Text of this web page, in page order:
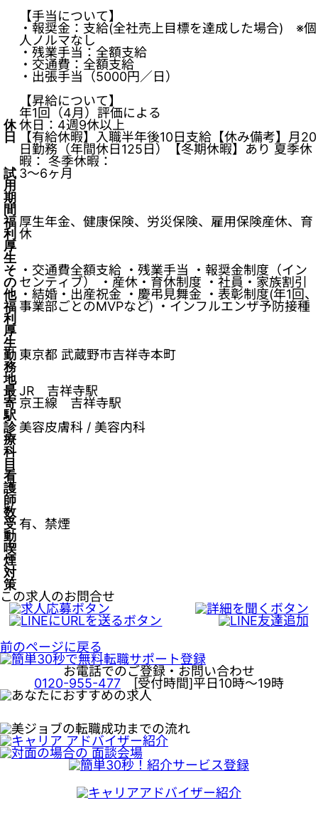
【手当について】
・報奨金：支給(全社売上目標を達成した場合) ※個
人ノルマなし
・残業手当：全額支給
・交通費：全額支給
・出張手当（5000円／日）
【昇給について】
年1回（4月）評価による
休
日
休日：4週9休以上
【有給休暇】入職半年後10日支給【休み備考】月20
日勤務（年間休日125日）【冬期休暇】あり 夏季休
暇： 冬季休暇：
試
用
期
間
3～6ヶ月
福
利
厚
生
厚生年金、健康保険、労災保険、雇用保険産休、育
休
そ
の
他
福
利
厚
生
・交通費全額支給 ・残業手当 ・報奨金制度（イン
センティブ） ・産休・育休制度 ・社員・家族割引
・結婚・出産祝金 ・慶弔見舞金 ・表彰制度(年1回、
事業部ごとのMVPなど) ・インフルエンザ予防接種
勤
務
地
東京都 武蔵野市吉祥寺本町
最
寄
駅
JR 吉祥寺駅
京王線 吉祥寺駅
診
療
科
目
美容皮膚科 / 美容内科
看
護
師
数
受
動
喫
煙
対
策
有、禁煙
この求人のお問合せ
前のページに戻る
お電話でのご登録・お問い合わせ
0120-955-477 [受付時間]平日10時～19時